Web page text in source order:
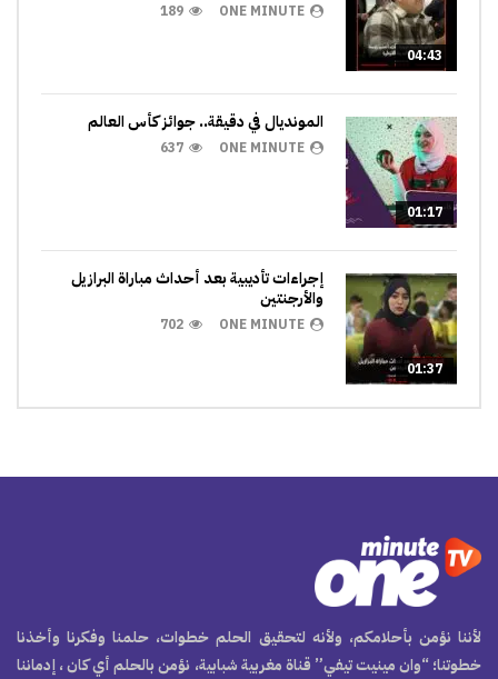
04:43
ONE MINUTE
189
01:17
المونديال في دقيقة.. جوائز كأس العالم
ONE MINUTE
637
01:37
إجراءات تأديبية بعد أحداث مباراة البرازيل
والأرجنتين
ONE MINUTE
702
لأننا نؤمن بأحلامكم، ولأنه لتحقيق الحلم خطوات، حلمنا وفكرنا وأخذنا
خطوتنا؛ “وان مينيت تيفي” قناة مغربية شبابية، نؤمن بالحلم أي كان ، إدماننا